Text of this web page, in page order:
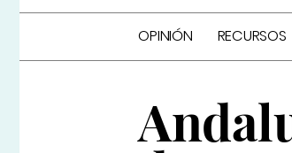
OPINIÓN RECURSOS